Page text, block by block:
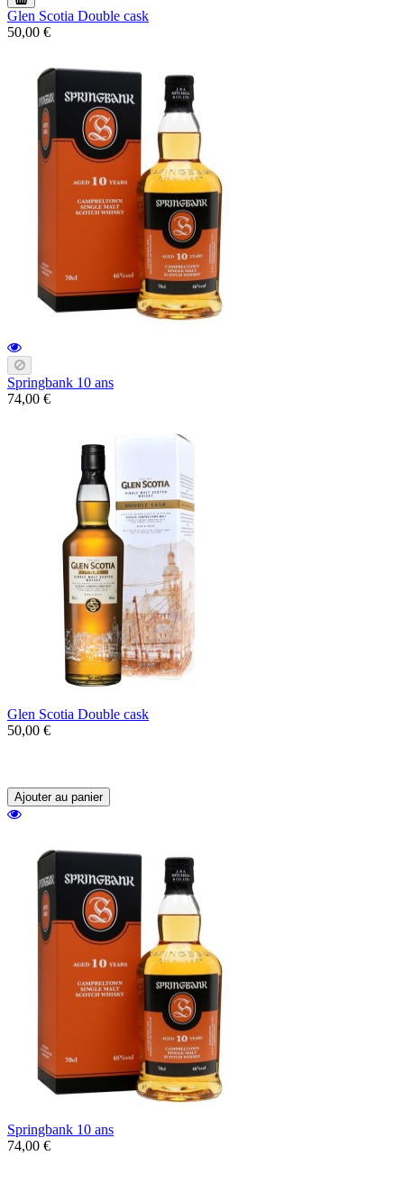
Glen Scotia Double cask
50,00 €
Springbank 10 ans
74,00 €
Glen Scotia Double cask
50,00 €
Ajouter au panier
Springbank 10 ans
74,00 €